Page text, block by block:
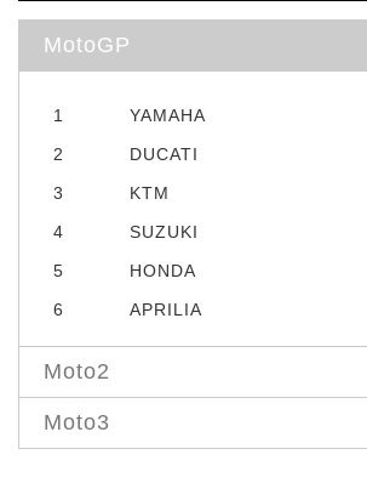
MotoGP
1 YAMAHA
2
DUCATI
3
KTM
4
SUZUKI
5
HONDA
6
APRILIA
Moto2
Moto3